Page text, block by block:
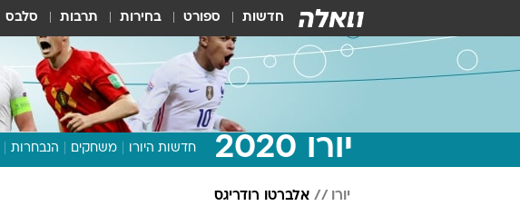
חדשות ספורט בחירות תרבות סלבס
יורו 2020 חדשות היורו משחקים הנבחרות
יורו אלברטו רודריגס